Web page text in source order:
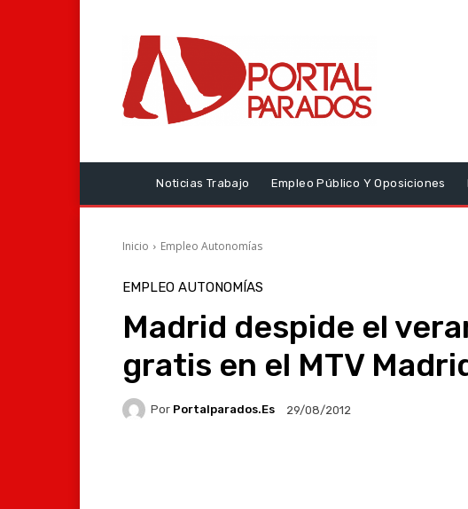
Noticias Trabajo Empleo Público Y Oposiciones
Inicio Empleo Autonomías
EMPLEO AUTONOMÍAS
Madrid despide el
gratis en el MTV
Por Portalparados.es 29/08/2012